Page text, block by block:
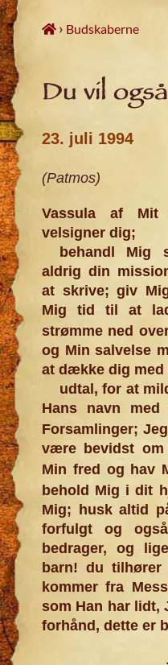
content
› Budskaberne
Du vil
23. juli 1994
(Patmos)
Vassula af Mit
velsigner dig;
behandl Mig
aldrig din
at skrive; giv
Mig tid til at
strømme ned
og Min salvelse
at dække dig med
udtal, for at
Hans navn
Forsamlinger;
være bevidst
Min fred og hav
behold Mig i dit
Mig; husk altid
forfulgt og
bedrager, og
barn! du tilhører
kommer fra
som Han har lidt,
forhånd, dette er